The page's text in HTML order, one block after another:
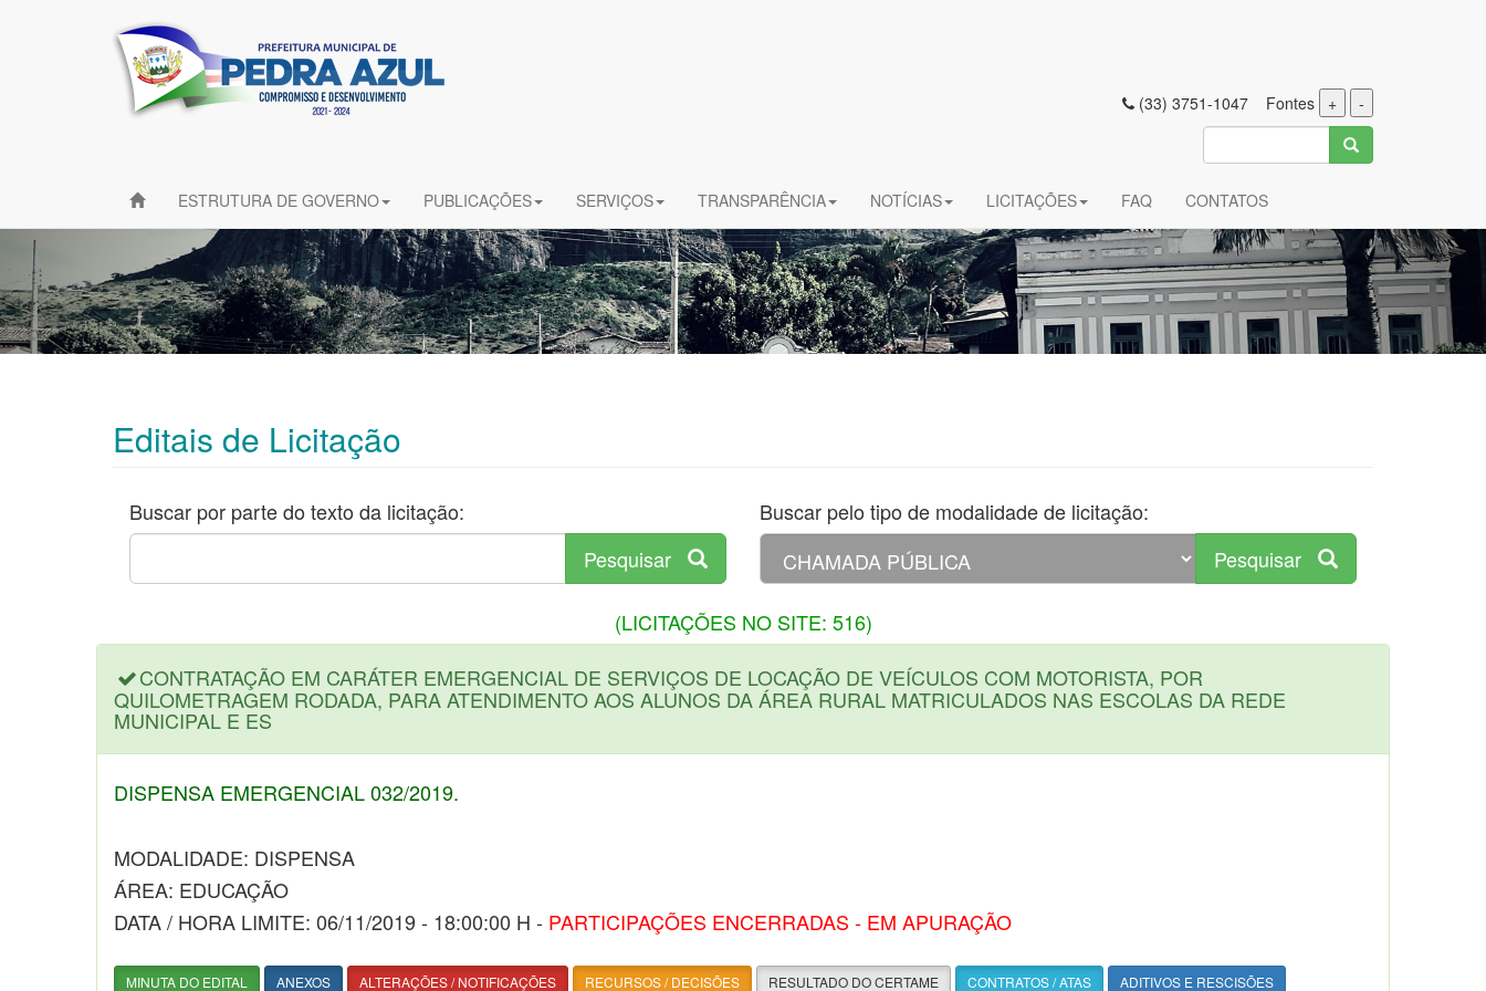
(33) 3751-1047 Fontes + -
ESTRUTURA DE GOVERNO PUBLICAÇÕES SERVIÇOS TRANSPARÊNCIA NOTÍCIAS LICITAÇÕES FAQ CONTATOS
Editais de Licitação
Buscar por parte do texto da licitação:
Pesquisar
Buscar pelo tipo de modalidade de licitação:
Pesquisar
(LICITAÇÕES NO SITE: 516)
CONTRATAÇÃO EM CARÁTER EMERGENCIAL DE SERVIÇOS DE LOCAÇÃO DE VEÍCULOS COM MOTORISTA, POR
QUILOMETRAGEM RODADA, PARA ATENDIMENTO AOS ALUNOS DA ÁREA RURAL MATRICULADOS NAS ESCOLAS DA REDE
MUNICIPAL E ES
DISPENSA EMERGENCIAL 032/2019.
MODALIDADE: DISPENSA
ÁREA: EDUCAÇÃO
DATA / HORA LIMITE: 06/11/2019 - 18:00:00 H - PARTICIPAÇÕES ENCERRADAS - EM APURAÇÃO
MINUTA DO EDITAL ANEXOS ALTERAÇÕES / NOTIFICAÇÕES RECURSOS / DECISÕES RESULTADO DO CERTAME CONTRATOS / ATAS ADITIVOS E RESCISÕES